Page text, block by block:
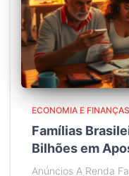
ECONOMIA E FINANÇAS
Famílias
Bilhões em
Anúncios A Renda